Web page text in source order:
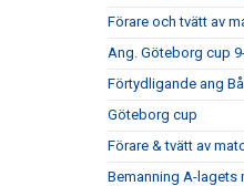
Förare och tvätt av
Ang. Göteborg cup
Förtydligande ang
Göteborg cup
Förare & tvätt av
Bemanning A-lagets